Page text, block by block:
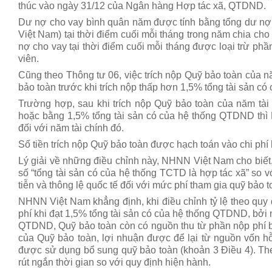
thúc vào ngày 31/12 của Ngân hàng Hợp tác xã, QTDND.
Dư nợ cho vay bình quân năm được tính bằng tổng dư
Việt Nam) tại thời điểm cuối mỗi tháng trong năm chia
nợ cho vay tại thời điểm cuối mỗi tháng được loại trừ
viên.
Cũng theo Thông tư 06, việc trích nộp Quỹ bảo toàn của
bảo toàn trước khi trích nộp thấp hơn 1,5% tổng tài sản có
Trường hợp, sau khi trích nộp Quỹ bảo toàn của năm
hoặc bằng 1,5% tổng tài sản có của hệ thống QTDND
đối với năm tài chính đó.
Số tiền trích nộp Quỹ bảo toàn được hạch toán vào chi
Lý giải về những điều chỉnh này, NHNN Việt Nam cho
số “tổng tài sản có của hệ thống TCTD là hợp tác xã” so
tiễn và thông lệ quốc tế đối với mức phí tham gia quỹ bảo
NHNN Việt Nam khẳng định, khi điều chỉnh tỷ lệ theo
phí khi đạt 1,5% tổng tài sản có của hệ thống QTDND,
QTDND, Quỹ bảo toàn còn có nguồn thu từ phần nộp
của Quỹ bảo toàn, lợi nhuận được để lại từ nguồn vốn
được sử dụng bổ sung quỹ bảo toàn (khoản 3 Điều 4).
rút ngắn thời gian so với quy định hiện hành.